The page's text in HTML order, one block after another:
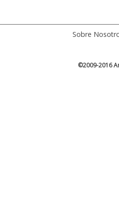
Sobre
©2009-2016